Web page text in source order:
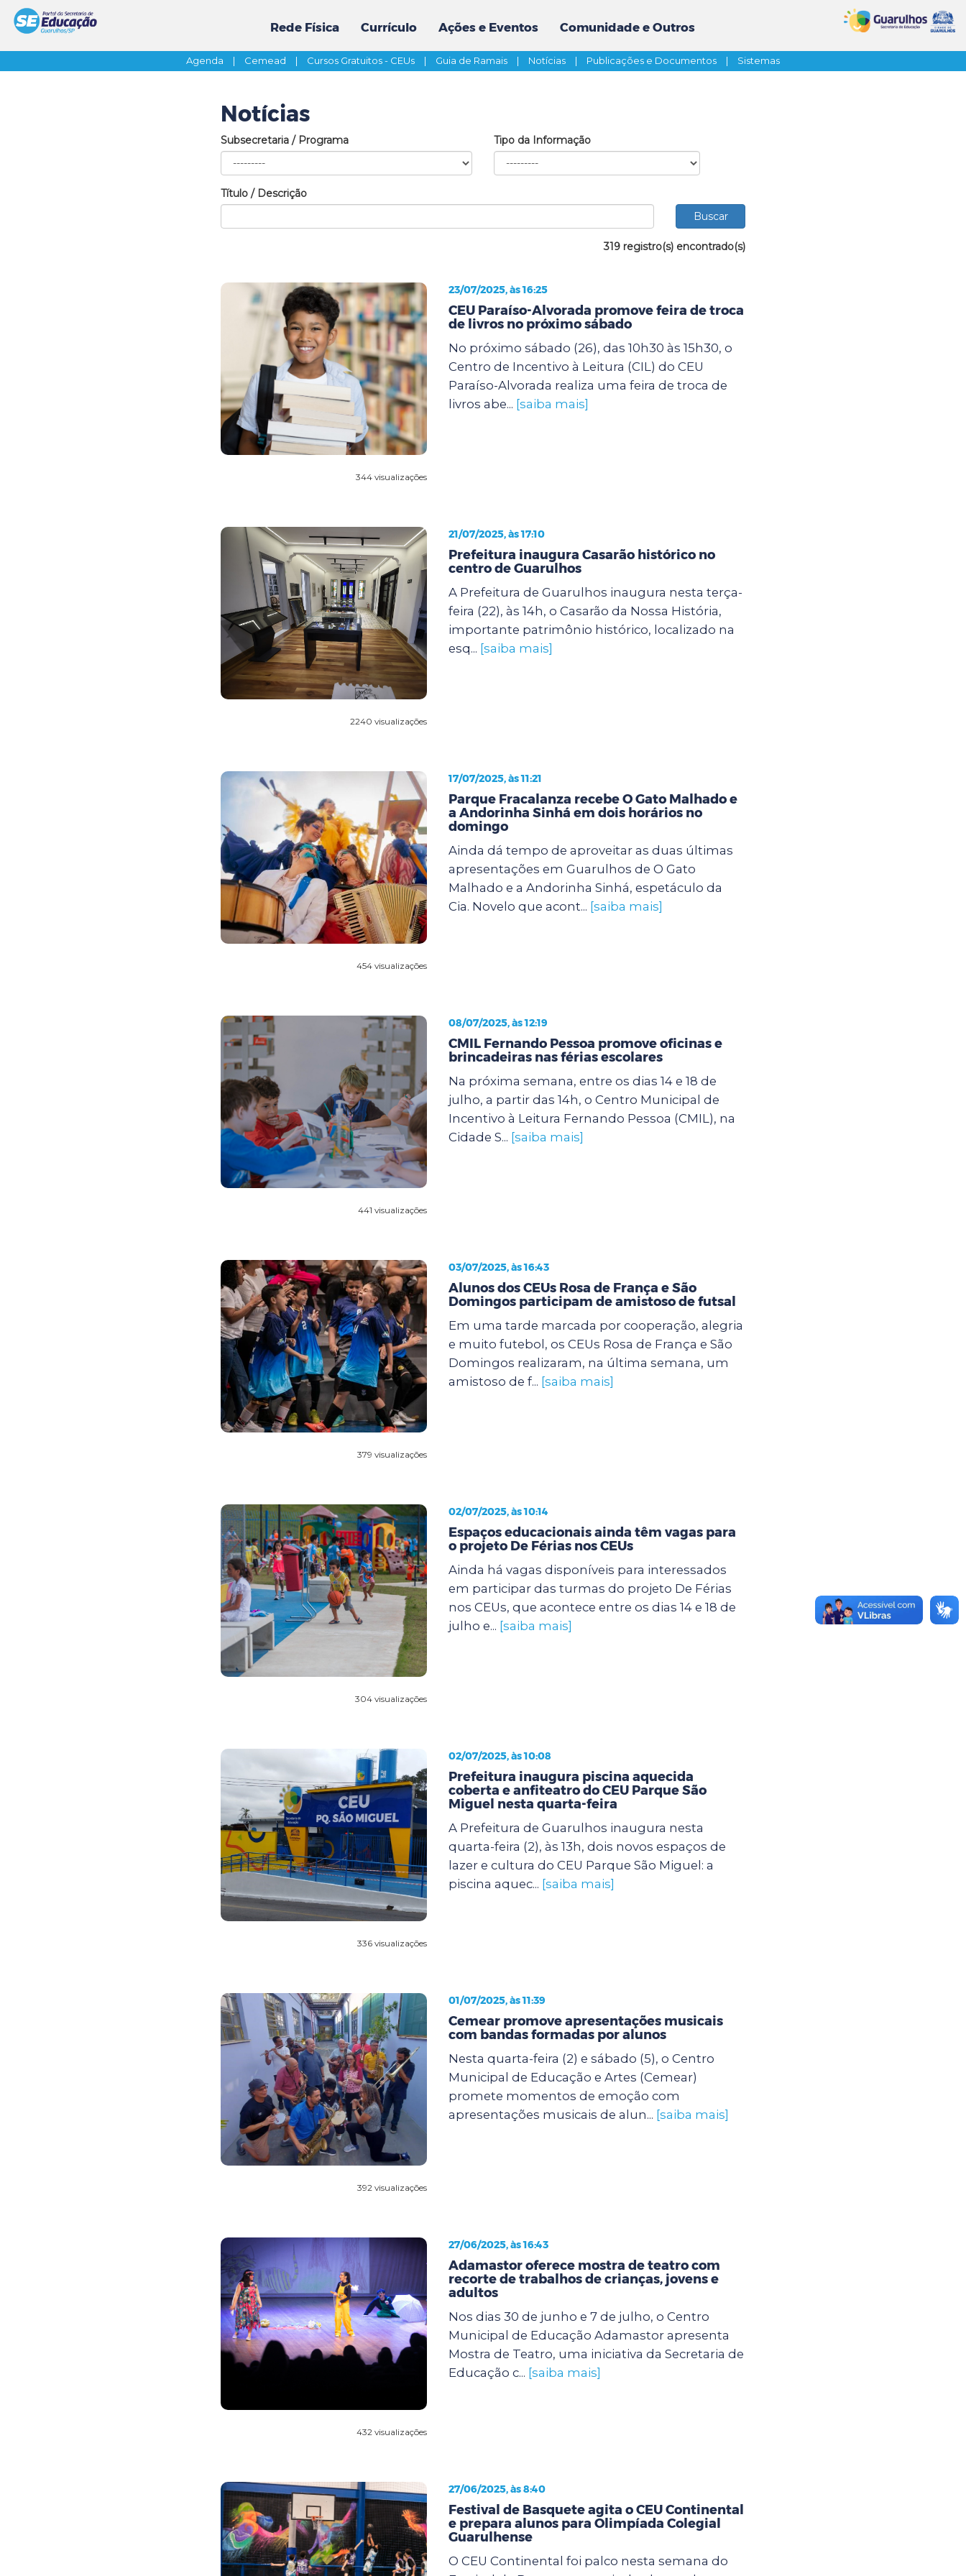
Rede Física Currículo Ações e Eventos Comunidade e Outros
Agenda | Cemead | Cursos Gratuitos - CEUs | Guia de Ramais | Notícias | Publicações e Documentos | Sistemas
Notícias
Subsecretaria / Programa Tipo da Informação
Título / Descrição
319 registro(s) encontrado(s)
344 visualizações
23/07/2025, às 16:25
CEU Paraíso-Alvorada promove feira de troca
de livros no próximo sábado
No próximo sábado (26), das 10h30 às 15h30, o
Centro de Incentivo à Leitura (CIL) do CEU
Paraíso-Alvorada realiza uma feira de troca de
livros abe... [saiba mais]
2240 visualizações
21/07/2025, às 17:10
Prefeitura inaugura Casarão histórico no
centro de Guarulhos
A Prefeitura de Guarulhos inaugura nesta terça-
feira (22), às 14h, o Casarão da Nossa História,
importante patrimônio histórico, localizado na
esq... [saiba mais]
454 visualizações
17/07/2025, às 11:21
Parque Fracalanza recebe O Gato Malhado e
a Andorinha Sinhá em dois horários no
domingo
Ainda dá tempo de aproveitar as duas últimas
apresentações em Guarulhos de O Gato
Malhado e a Andorinha Sinhá, espetáculo da
Cia. Novelo que acont... [saiba mais]
441 visualizações
08/07/2025, às 12:19
CMIL Fernando Pessoa promove oficinas e
brincadeiras nas férias escolares
Na próxima semana, entre os dias 14 e 18 de
julho, a partir das 14h, o Centro Municipal de
Incentivo à Leitura Fernando Pessoa (CMIL), na
Cidade S... [saiba mais]
379 visualizações
03/07/2025, às 16:43
Alunos dos CEUs Rosa de França e São
Domingos participam de amistoso de futsal
Em uma tarde marcada por cooperação, alegria
e muito futebol, os CEUs Rosa de França e São
Domingos realizaram, na última semana, um
amistoso de f... [saiba mais]
304 visualizações
02/07/2025, às 10:14
Espaços educacionais ainda têm vagas para
o projeto De Férias nos CEUs
Ainda há vagas disponíveis para interessados
em participar das turmas do projeto De Férias
nos CEUs, que acontece entre os dias 14 e 18 de
julho e... [saiba mais]
336 visualizações
02/07/2025, às 10:08
Prefeitura inaugura piscina aquecida
coberta e anfiteatro do CEU Parque São
Miguel nesta quarta-feira
A Prefeitura de Guarulhos inaugura nesta
quarta-feira (2), às 13h, dois novos espaços de
lazer e cultura do CEU Parque São Miguel: a
piscina aquec... [saiba mais]
392 visualizações
01/07/2025, às 11:39
Cemear promove apresentações musicais
com bandas formadas por alunos
Nesta quarta-feira (2) e sábado (5), o Centro
Municipal de Educação e Artes (Cemear)
promete momentos de emoção com
apresentações musicais de alun... [saiba mais]
432 visualizações
27/06/2025, às 16:43
Adamastor oferece mostra de teatro com
recorte de trabalhos de crianças, jovens e
adultos
Nos dias 30 de junho e 7 de julho, o Centro
Municipal de Educação Adamastor apresenta
Mostra de Teatro, uma iniciativa da Secretaria de
Educação c... [saiba mais]
27/06/2025, às 8:40
Festival de Basquete agita o CEU Continental
e prepara alunos para Olimpíada Colegial
Guarulhense
O CEU Continental foi palco nesta semana do